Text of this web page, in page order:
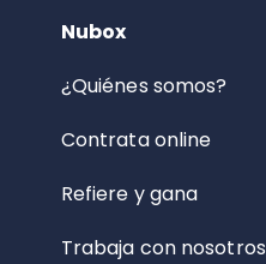
Nubox
¿Quiénes somos?
Contrata online
Refiere y gana
Trabaja con nosotros